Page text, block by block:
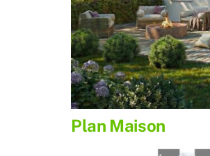
Plan Maison